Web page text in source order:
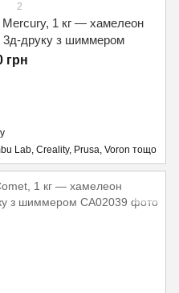
2
1 кг — хамелеон
3д-друку з шиммером
грн
Lab, Creality, Prusa, Voron тощо